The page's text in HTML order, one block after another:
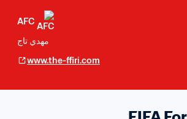
AFC
مهدي تاج
www.the-ffiri.com